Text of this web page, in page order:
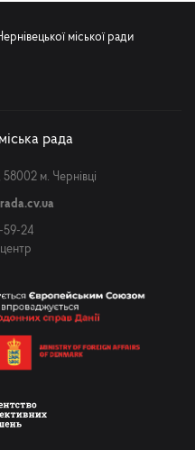
міської ради
рада
м. Чернівці
59-24